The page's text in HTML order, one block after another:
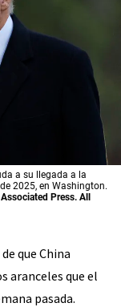
a su llegada a la
2025, en Washington.
Press. All
que China
aranceles que el
pasada.